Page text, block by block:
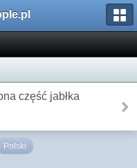
część jabłka
Polski